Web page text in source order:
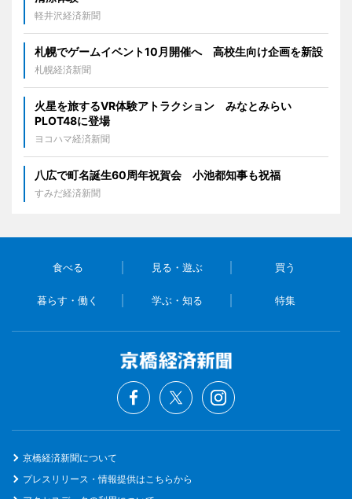
軽井沢経済新聞
札幌でゲームイベント10月開催へ 高校生向け企画を新設
札幌経済新聞
火星を旅するVR体験アトラクション みなとみらい
PLOT48に登場
ヨコハマ経済新聞
八広で町名誕生60周年祝賀会 小池都知事も祝福
すみだ経済新聞
食べる 見る・遊ぶ 買う
暮らす・働く 学ぶ・知る 特集
京橋経済新聞について
プレスリリース・情報提供はこちらから